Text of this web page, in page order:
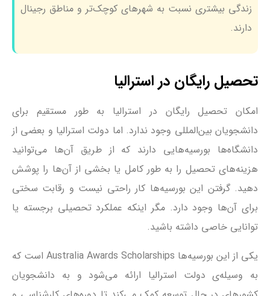
زندگی بیشتری نسبت به شهرهای کوچک‌تر و مناطق رجینال
دارند.
تحصیل رایگان در استرالیا
امکان تحصیل رایگان در استرالیا به طور مستقیم برای
دانشجویان بین‌المللی وجود ندارد. اما دولت استرالیا و بعضی از
دانشگاه‌ها بورسیه‌هایی دارند که از طریق آن‌ها می‌توانید
هزینه‌های تحصیل را به طور کامل یا بخشی از آن‌ها را پوشش
دهید. گرفتن این بورسیه‌ها کار راحتی نیست و رقابت سختی
برای آن‌ها وجود دارد. مگر اینکه عملکرد تحصیلی برجسته یا
توانایی خاصی داشته باشید.
یکی از این بورسیه‌ها Australia Awards Scholarships است که
به وسیله‌ی دولت استرالیا ارائه می‌شود و به دانشجویان